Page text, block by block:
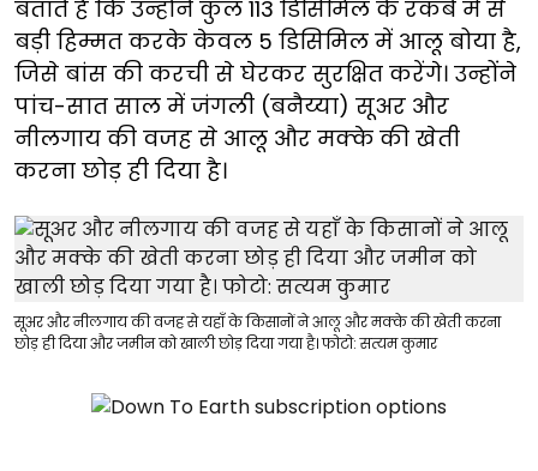
बताते हैं कि उन्होंने कुल 113 डिसिमिल के रकबे में से
बड़ी हिम्मत करके केवल 5 डिसिमिल में आलू बोया है,
जिसे बांस की करची से घेरकर सुरक्षित करेंगे। उन्होंने
पांच-सात साल में जंगली (बनैय्या) सूअर और
नीलगाय की वजह से आलू और मक्के की खेती
करना छोड़ ही दिया है।
सूअर और नीलगाय की वजह से यहाँ के किसानों ने आलू और मक्के की खेती करना
छोड़ ही दिया और जमीन को खाली छोड़ दिया गया है। फोटो: सत्यम कुमार